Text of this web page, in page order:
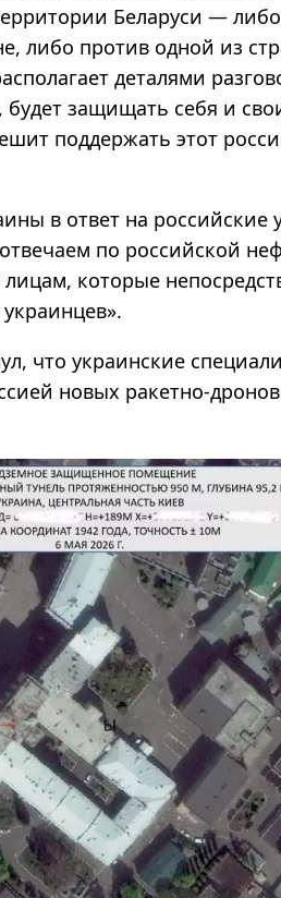
Беларуси —
либо против одной из
деталями
будет защищать себя и
поддержать этот
в ответ на российские
по российской
которые
что украинские
новых ракетно-